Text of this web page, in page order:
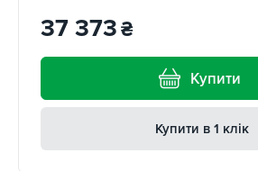
37 373₴
Купити
Купити в 1 клік